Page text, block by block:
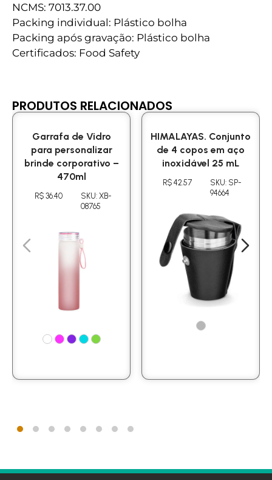
NCMS: 7013.37.00
Packing individual: Plástico bolha
Packing após gravação: Plástico bolha
Certificados: Food Safety
PRODUTOS RELACIONADOS
Garrafa de Vidro
para personalizar
brinde corporativo –
470ml
R$ 36.40
SKU: XB-
08765
HIMALAYAS. Conjunto
de 4 copos em aço
inoxidável 25 mL
R$ 42.57
SKU: SP-
94664